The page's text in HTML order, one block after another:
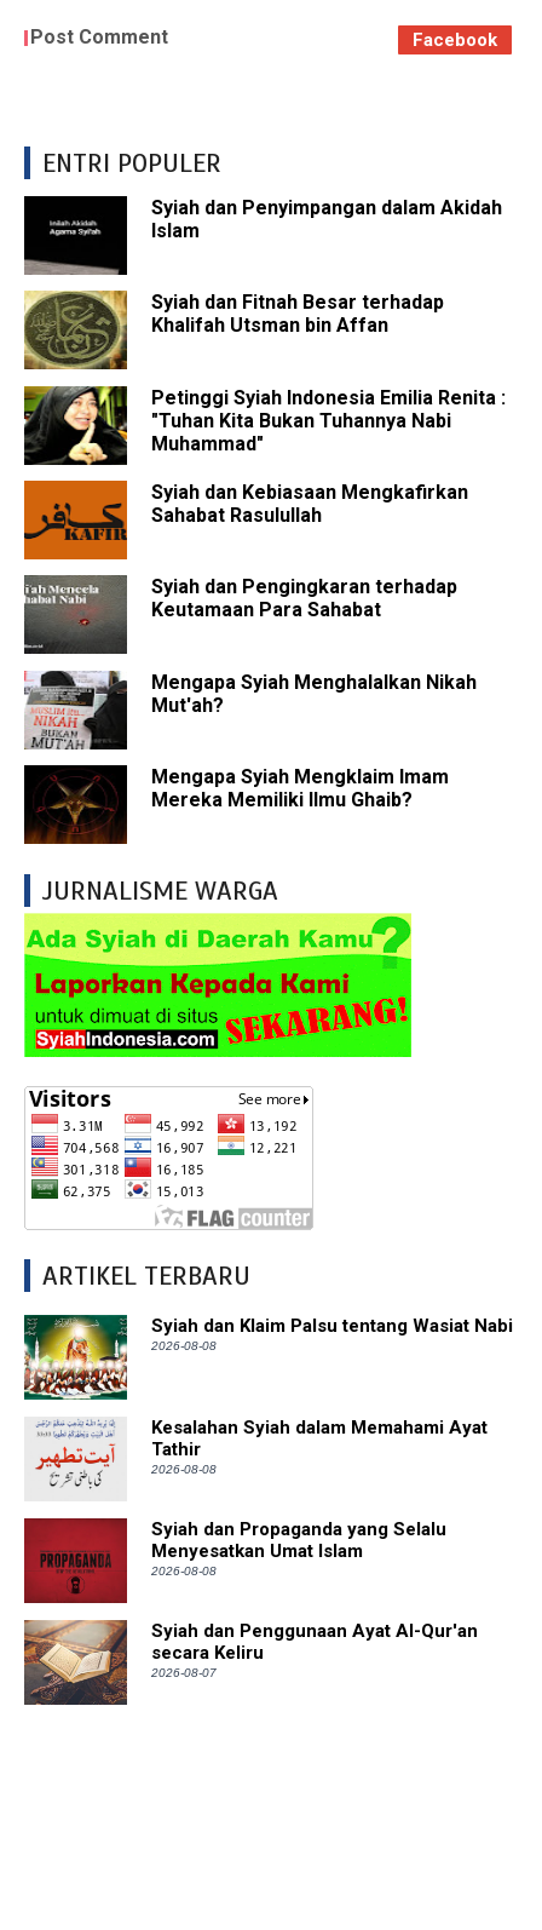
Post Comment Facebook
ENTRI POPULER
Syiah dan Penyimpangan dalam Akidah
Islam
Syiah dan Fitnah Besar terhadap
Khalifah Utsman bin Affan
Petinggi Syiah Indonesia Emilia Renita :
"Tuhan Kita Bukan Tuhannya Nabi
Muhammad"
Syiah dan Kebiasaan Mengkafirkan
Sahabat Rasulullah
Syiah dan Pengingkaran terhadap
Keutamaan Para Sahabat
Mengapa Syiah Menghalalkan Nikah
Mut'ah?
Mengapa Syiah Mengklaim Imam
Mereka Memiliki Ilmu Ghaib?
JURNALISME WARGA
ARTIKEL TERBARU
Syiah dan Klaim Palsu tentang Wasiat Nabi
2026-08-08
Kesalahan Syiah dalam Memahami Ayat
Tathir
2026-08-08
Syiah dan Propaganda yang Selalu
Menyesatkan Umat Islam
2026-08-08
Syiah dan Penggunaan Ayat Al-Qur'an
secara Keliru
2026-08-07